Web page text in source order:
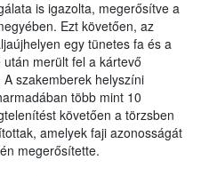
is igazolta, megerősítve a
Ezt követően, az
egy tünetes fa és a
merült fel a kártevő
szakemberek helyszíni
több mint 10
követően a törzsben
amelyek faji azonosságát
megerősítette.